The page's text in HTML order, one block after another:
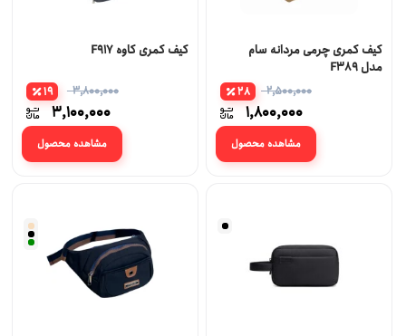
کیف کمری چرمی مردانه سام
مدل F389
2,500,000
1,800,000
28
مشاهده محصول
کیف کمری کاوه F917
3,800,000
3,100,000
19
مشاهده محصول